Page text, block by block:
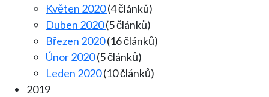
Květen 2020(4 článků)
Duben 2020(5 článků)
Březen 2020(16 článků)
Únor 2020(5 článků)
Leden 2020(10 článků)
2019